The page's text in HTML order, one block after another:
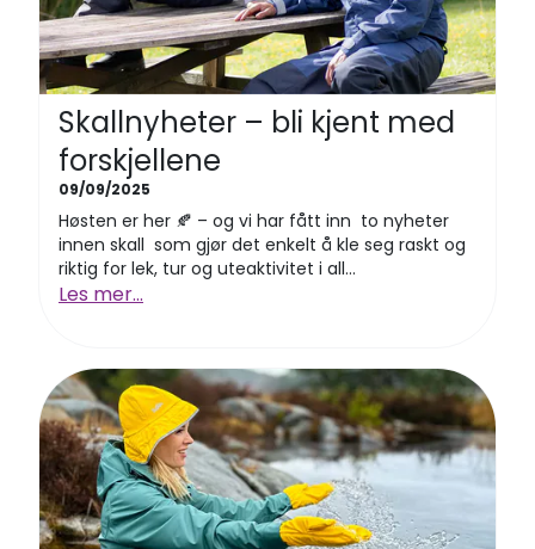
Skallnyheter – bli kjent med
forskjellene
09/09/2025
Høsten er her 🍂 – og vi har fått inn to nyheter
innen skall som gjør det enkelt å kle seg raskt og
riktig for lek, tur og uteaktivitet i all...
Les mer...